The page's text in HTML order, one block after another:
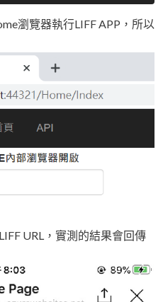
瀏覽器執行LIFF APP，所以
URL，實測的結果會回傳